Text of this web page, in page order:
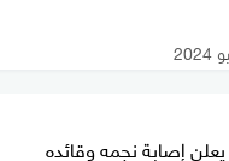
يعلن إصابة نجمه وقائده